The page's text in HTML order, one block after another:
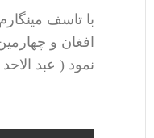
با تاسف
افغان و
نمود ( عبد